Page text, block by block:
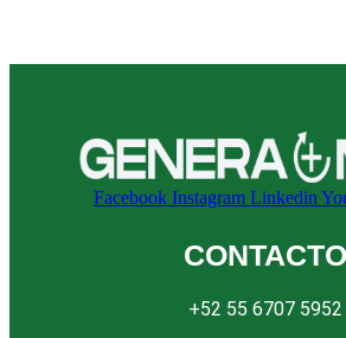
Facebook Instagram Linkedin
CONTACTO
+52 55 6707 5952